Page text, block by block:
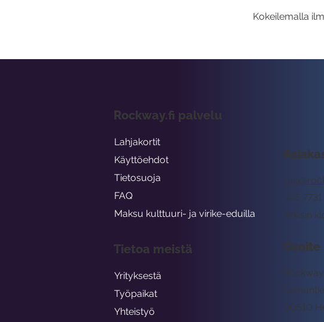
Kokeilemalla
Arkisin
045 7731
Osoite
00510
Rockway.fi palvelu
Lahjakortit
Käyttöehdot
Tietosuoja
FAQ
Maksu kulttuuri- ja virike-eduilla
Tietoa meistä
Yrityksestä
Työpaikat
Yhteistyö